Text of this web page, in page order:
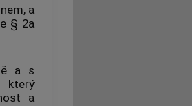
a
§ 2a
a s
který
a